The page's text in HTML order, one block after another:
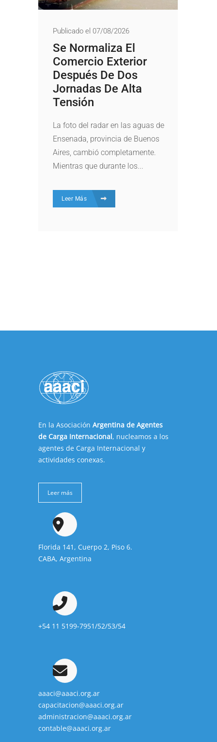
Publicado el 07/08/2026
Se Normaliza El
Comercio Exterior
Después De Dos
Jornadas De Alta
Tensión
La foto del radar en las aguas de
Ensenada, provincia de Buenos
Aires, cambió completamente.
Mientras que durante los...
Leer Más
En la Asociación Argentina de Agentes
de Carga Internacional, nucleamos a los
agentes de Carga Internacional y
actividades conexas.
Leer más
Florida 141, Cuerpo 2, Piso 6.
CABA, Argentina
+54 11 5199-7951/52/53/54
aaaci@aaaci.org.ar
capacitacion@aaaci.org.ar
administracion@aaaci.org.ar
contable@aaaci.org.ar